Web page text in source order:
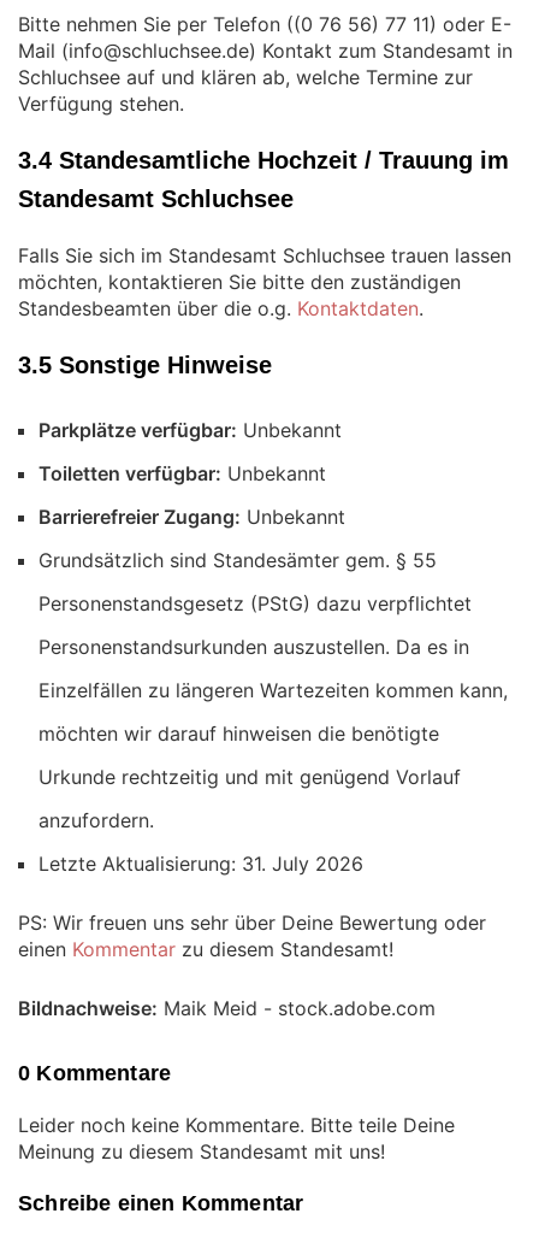
Bitte nehmen Sie per Telefon (
) oder E-
Mail (
) Kontakt zum Standesamt in
Schluchsee auf und klären ab, welche Termine zur
Verfügung stehen.
3.4 Standesamtliche Hochzeit / Trauung im
Standesamt Schluchsee
Falls Sie sich im Standesamt Schluchsee trauen lassen
möchten, kontaktieren Sie bitte den zuständigen
Standesbeamten über die o.g. Kontaktdaten.
3.5 Sonstige Hinweise
Parkplätze verfügbar: Unbekannt
Toiletten verfügbar: Unbekannt
Barrierefreier Zugang: Unbekannt
Grundsätzlich sind Standesämter gem. § 55
Personenstandsgesetz (PStG) dazu verpflichtet
Personenstandsurkunden auszustellen. Da es in
Einzelfällen zu längeren Wartezeiten kommen kann,
möchten wir darauf hinweisen die benötigte
Urkunde rechtzeitig und mit genügend Vorlauf
anzufordern.
Letzte Aktualisierung: 31. July 2026
PS: Wir freuen uns sehr über Deine Bewertung oder
einen Kommentar zu diesem Standesamt!
Bildnachweise: Maik Meid - stock.adobe.com
0 Kommentare
Leider noch keine Kommentare. Bitte teile Deine
Meinung zu diesem Standesamt mit uns!
Schreibe einen Kommentar